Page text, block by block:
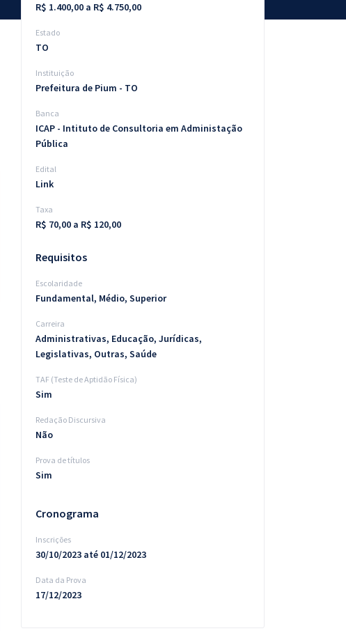
R$ 1.400,00 a R$ 4.750,00
Estado
TO
Instituição
Prefeitura de Pium - TO
Banca
ICAP - Intituto de Consultoria em Administação
Pública
Edital
Link
Taxa
R$ 70,00 a R$ 120,00
Requisitos
Escolaridade
Fundamental, Médio, Superior
Carreira
Administrativas, Educação, Jurídicas,
Legislativas, Outras, Saúde
TAF (Teste de Aptidão Física)
Sim
Redação Discursiva
Não
Prova de títulos
Sim
Cronograma
Inscrições
30/10/2023 até 01/12/2023
Data da Prova
17/12/2023